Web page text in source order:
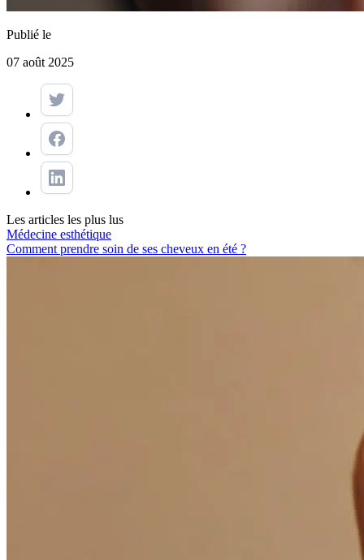
Publié le
07 août 2025
Les articles les plus lus
Médecine esthétique
Comment prendre soin de ses cheveux en été ?